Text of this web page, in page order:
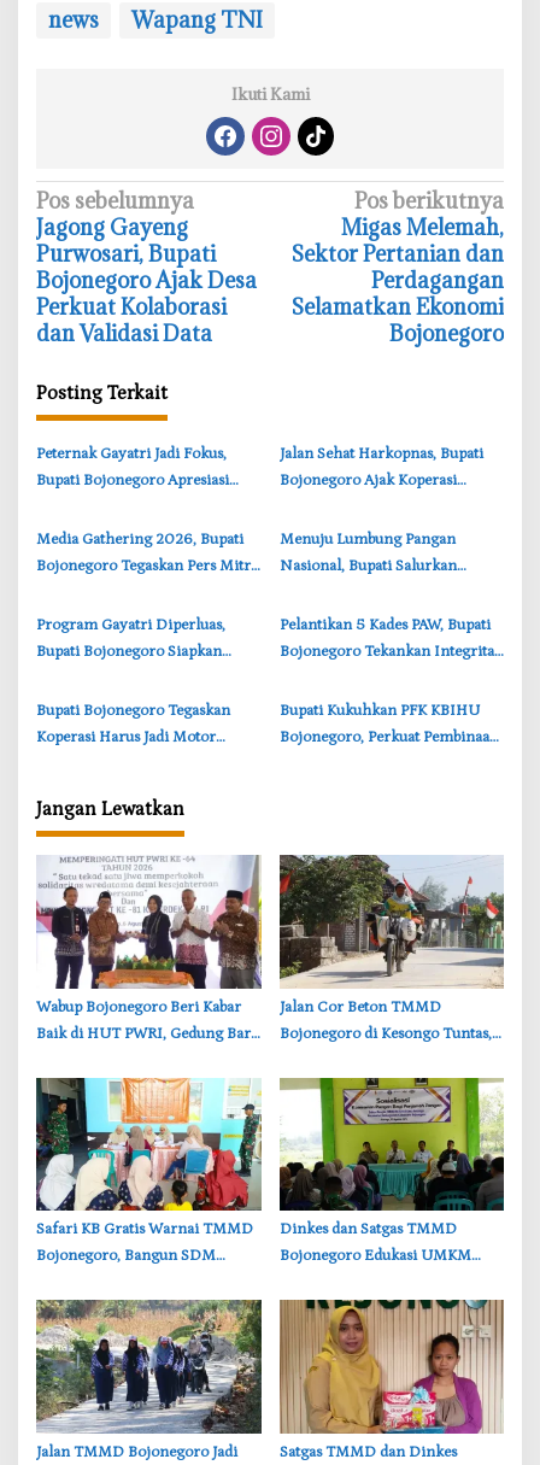
news
Wapang TNI
Ikuti Kami
N
a
v
i
g
s
i
p
s
Pos sebelumnya
‎Jagong Gayeng
Purwosari, Bupati
Bojonegoro Ajak Desa
Perkuat Kolaborasi
dan Validasi Data
Pos berikutnya
‎Migas Melemah,
Sektor Pertanian dan
Perdagangan
Selamatkan Ekonomi
Bojonegoro
Posting Terkait
‎Peternak Gayatri Jadi Fokus,
Bupati Bojonegoro Apresiasi
Brawijaya
‎Jalan Sehat Harkopnas, Bupati
Bojonegoro Ajak Koperasi
‎Media Gathering 2026, Bupati
Bojonegoro Tegaskan Pers Mitra
‎Menuju Lumbung Pangan
Nasional, Bupati Salurkan
Bojonegoro
‎Program Gayatri Diperluas,
Bupati Bojonegoro Siapkan
Ayam Petelur
‎Pelantikan 5 Kades PAW, Bupati
Bojonegoro Tekankan Integritas
‎Bupati Bojonegoro Tegaskan
Koperasi Harus Jadi Motor
‎Bupati Kukuhkan PFK KBIHU
Bojonegoro, Perkuat Pembinaan
Jangan Lewatkan
‎Wabup Bojonegoro Beri Kabar
Baik di HUT PWRI, Gedung Baru
‎Jalan Cor Beton TMMD
Bojonegoro di Kesongo Tuntas,
Mudah Beraktivitas
‎Safari KB Gratis Warnai TMMD
Bojonegoro, Bangun SDM
‎Dinkes dan Satgas TMMD
Bojonegoro Edukasi UMKM
dan Formalin
‎Jalan TMMD Bojonegoro Jadi
‎Satgas TMMD dan Dinkes